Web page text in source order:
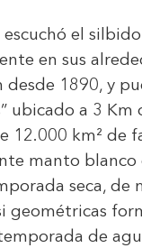
el
en sus
1890, y
ubicado a 3 Km
km² de
manto blanco
seca, de
geométricas
de